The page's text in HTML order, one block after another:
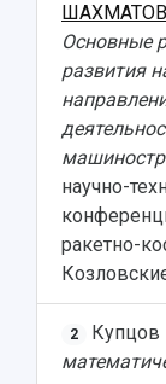
Основные
развития
научно-
ракетно-
2 Купцов